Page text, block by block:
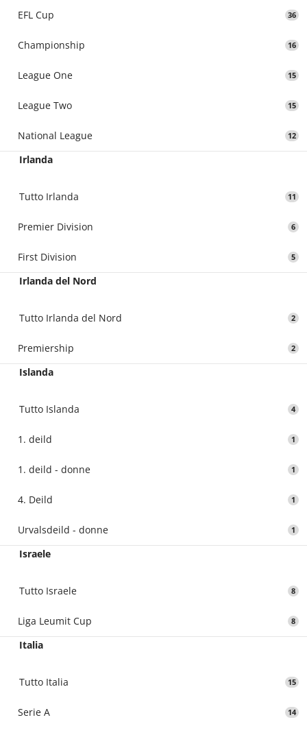
EFL Cup 36
Championship 16
League One 15
League Two 15
National League 12
Irlanda
Tutto Irlanda 11
Premier Division 6
First Division 5
Irlanda del Nord
Tutto Irlanda del Nord 2
Premiership 2
Islanda
Tutto Islanda 4
1. deild 1
1. deild - donne 1
4. Deild 1
Urvalsdeild - donne 1
Israele
Tutto Israele 8
Liga Leumit Cup 8
Italia
Tutto Italia 15
Serie A 14